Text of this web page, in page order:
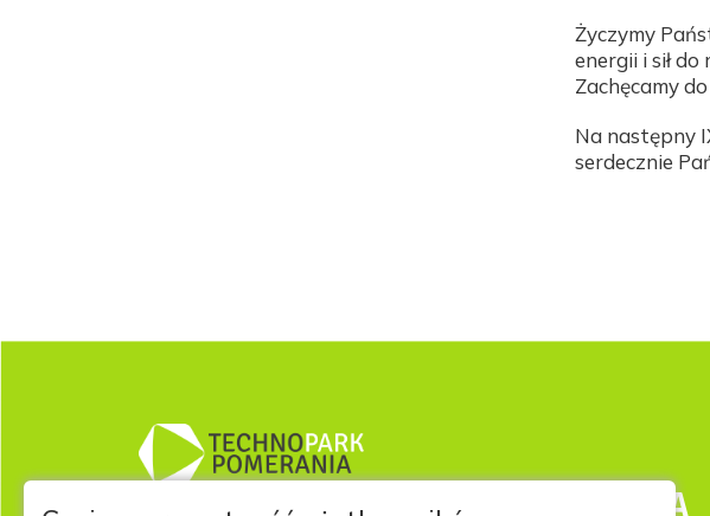
Życzymy
energii i sił
Zachęcamy
Na następny
serdecznie